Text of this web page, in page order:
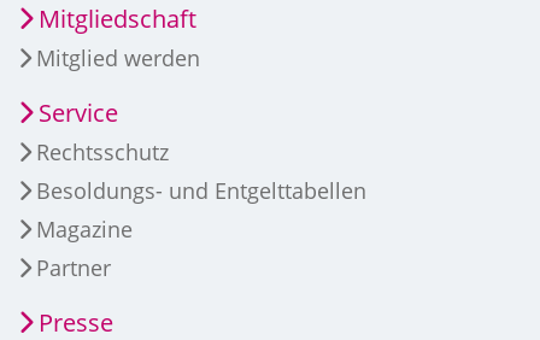
Mitgliedschaft
Mitglied werden
Service
Rechtsschutz
Besoldungs- und Entgelttabellen
Magazine
Partner
Presse